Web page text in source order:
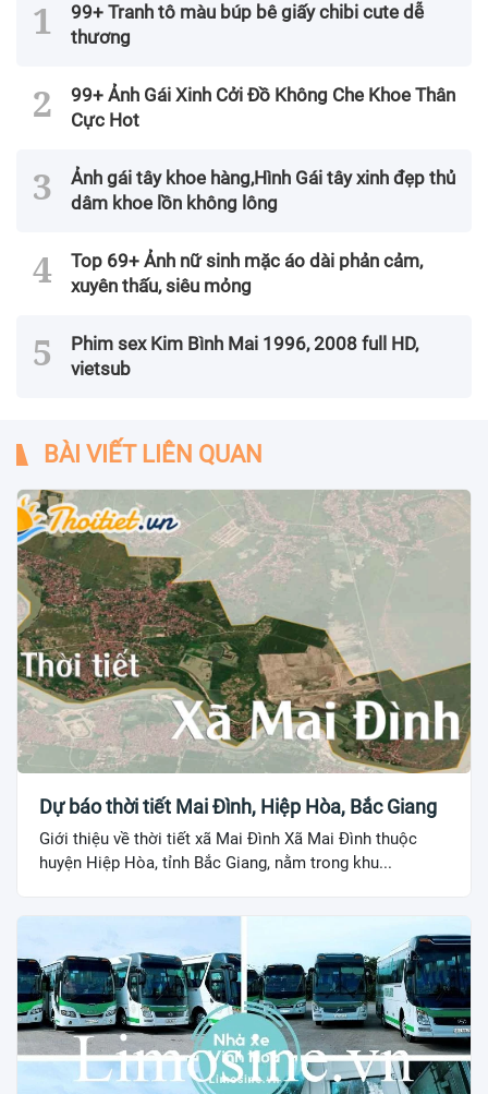
99+ Tranh tô màu búp bê giấy chibi cute dễ
thương
99+ Ảnh Gái Xinh Cởi Đồ Không Che Khoe Thân
Cực Hot
Ảnh gái tây khoe hàng,Hình Gái tây xinh đẹp thủ
dâm khoe lồn không lông
Top 69+ Ảnh nữ sinh mặc áo dài phản cảm,
xuyên thấu, siêu mỏng
Phim sex Kim Bình Mai 1996, 2008 full HD,
vietsub
BÀI VIẾT LIÊN QUAN
Dự báo thời tiết Mai Đình, Hiệp Hòa, Bắc Giang
Giới thiệu về thời tiết xã Mai Đình Xã Mai Đình thuộc
huyện Hiệp Hòa, tỉnh Bắc Giang, nằm trong khu...